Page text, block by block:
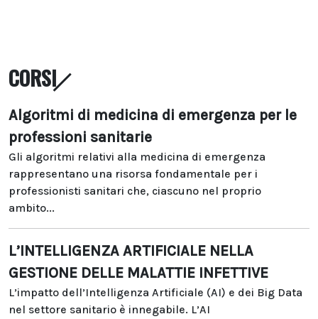
CORSI
Algoritmi di medicina di emergenza per le
professioni sanitarie
Gli algoritmi relativi alla medicina di emergenza
rappresentano una risorsa fondamentale per i
professionisti sanitari che, ciascuno nel proprio
ambito...
L’INTELLIGENZA ARTIFICIALE NELLA
GESTIONE DELLE MALATTIE INFETTIVE
L’impatto dell’Intelligenza Artificiale (AI) e dei Big Data
nel settore sanitario è innegabile. L’AI